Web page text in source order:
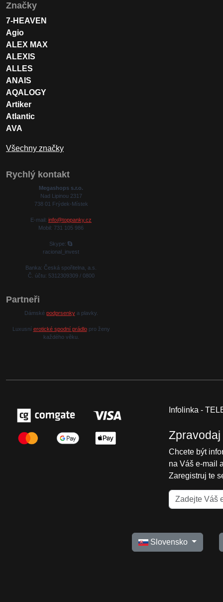
Značky
7-HEAVEN
Agio
ALEX MAX
ALEXIS
ALLES
ANAIS
AQALOGY
Artiker
Atlantic
AVA
Všechny značky
Rychlý kontakt
Megashops s.r.o.
Nad Lipinou 2317
738 01 Frýdek-Místek
E-mail: info@toppanky.cz
Mobil: 731 105 986
Skype:
racional_invest
Banka: Česká spořitelna, a.s.
Č. účtu: 5312309309 / 0800
Partneři
Dámské podprsenkya plavky.
Luxusní erotické spodní prádlopro ženy
každého věku.
Infolinka -
Zpravodaj
Chcete být
na Váš e-mail
Zaregistruj te
Slovensko